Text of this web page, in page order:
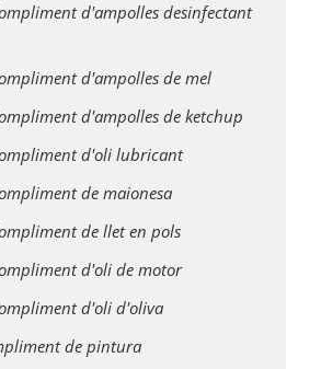
d'ampolles desinfectant
d'ampolles de mel
d'ampolles de ketchup
d'oli lubricant
de maionesa
de llet en pols
d'oli de motor
d'oli d'oliva
de pintura